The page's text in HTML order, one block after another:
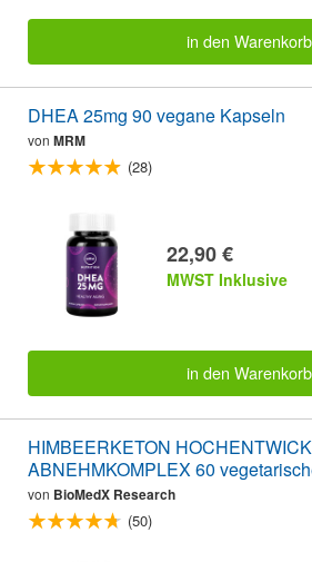
in den Warenkorb
DHEA 25mg 90 vegane Kapseln
von MRM
(28)
22,90 €
MWST Inklusive
in den Warenkorb
HIMBEERKETON
ABNEHMKOMPLEX 60
von BioMedX Research
(50)